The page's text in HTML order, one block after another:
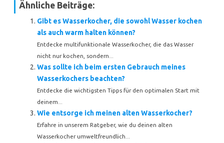
Ähnliche Beiträge:
Gibt es Wasserkocher, die sowohl Wasser kochen
als auch warm halten können?
Entdecke multifunktionale Wasserkocher, die das Wasser
nicht nur kochen, sondern...
Was sollte ich beim ersten Gebrauch meines
Wasserkochers beachten?
Entdecke die wichtigsten Tipps für den optimalen Start mit
deinem...
Wie entsorge ich meinen alten Wasserkocher?
Erfahre in unserem Ratgeber, wie du deinen alten
Wasserkocher umweltfreundlich...